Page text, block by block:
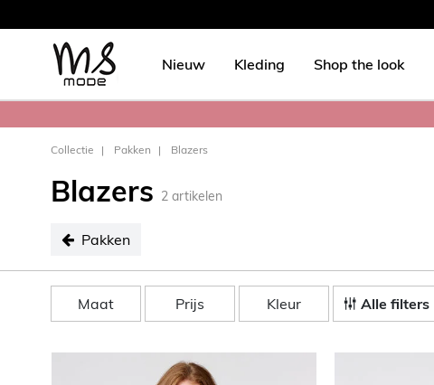
Nieuw Kleding Shop the look
Collectie Pakken Blazers
Blazers 2 artikelen
Pakken
geselecteerd Pakken
Maat Prijs Kleur Alle filters